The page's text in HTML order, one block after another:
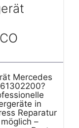
Mercedes
in
Reparatur
–